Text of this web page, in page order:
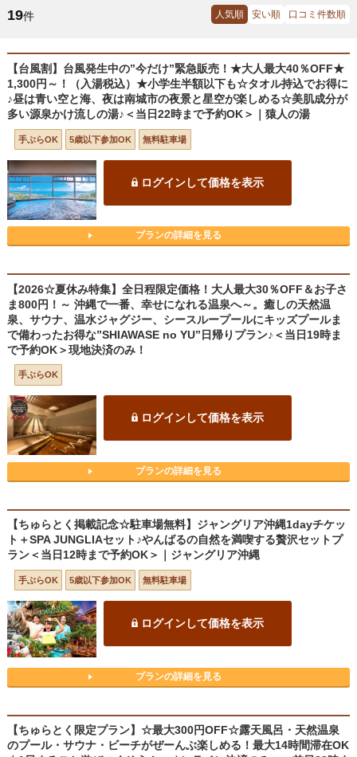
19件 人気順 安い順 口コミ件数順
【台風割】台風発生中の”今だけ”緊急販売！★大人最大40％OFF★
1,300円～！（入湯税込）★小学生半額以下も☆タオル持込でお得に
♪昼は青い空と海、夜は南城市の夜景と星空が楽しめる☆美肌成分が
多い源泉かけ流しの湯♪＜当日22時まで予約OK＞｜猿人の湯
手ぶらOK 5歳以下参加OK 無料駐車場
ログインして価格を表示
プランの詳細を見る
【2026☆夏休み特集】全日程限定価格！大人最大30％OFF＆お子さ
ま800円！～ 沖縄で一番、幸せになれる温泉へ～。癒しの天然温
泉、サウナ、温水ジャグジー、シースループールにキッズプールま
で備わったお得な”SHIAWASE no YU”日帰りプラン♪＜当日19時ま
で予約OK＞現地決済のみ！
手ぶらOK
ログインして価格を表示
プランの詳細を見る
【ちゅらとく掲載記念☆駐車場無料】ジャングリア沖縄1dayチケッ
ト＋SPA JUNGLIAセット♪やんばるの自然を満喫する贅沢セットプ
ラン＜当日12時まで予約OK＞｜ジャングリア沖縄
手ぶらOK 5歳以下参加OK 無料駐車場
ログインして価格を表示
プランの詳細を見る
【ちゅらとく限定プラン】☆最大300円OFF☆露天風呂・天然温泉
のプール・サウナ・ビーチがぜーんぶ楽しめる！最大14時間滞在OK